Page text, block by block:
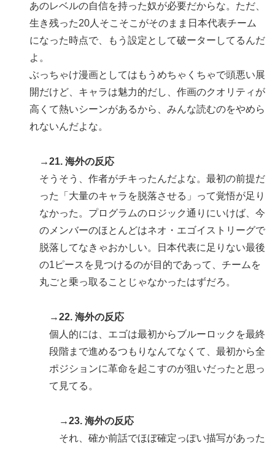
あのレベルの自信を持った奴が必要だからな。ただ、
生き残った20人そこそこがそのまま日本代表チーム
になった時点で、もう設定として破ーターしてるんだ
よ。
ぶっちゃけ漫画としてはもうめちゃくちゃで頭悪い展
開だけど、キャラは魅力的だし、作画のクオリティが
高くて熱いシーンがあるから、みんな読むのをやめら
れないんだよな。
→21. 海外の反応
そうそう、作者がチキったんだよな。最初の前提だ
った「大量のキャラを脱落させる」って覚悟が足り
なかった。プログラムのロジック通りにいけば、今
のメンバーのほとんどはネオ・エゴイストリーグで
脱落してなきゃおかしい。日本代表に足りない最後
の1ピースを見つけるのが目的であって、チームを
丸ごと乗っ取ることじゃなかったはずだろ。
→22. 海外の反応
個人的には、エゴは最初からブルーロックを最終
段階まで進めるつもりなんてなくて、最初から全
ポジションに革命を起こすのが狙いだったと思っ
て見てる。
→23. 海外の反応
それ、確か前話でほぼ確定っぽい描写があった